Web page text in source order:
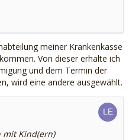
meiner Krankenkasse
Von dieser erhalte ich
und dem Termin der
wird eine andere ausgewählt.
mit Kind(ern)